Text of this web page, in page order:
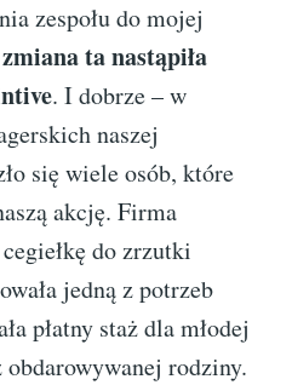
zespołu do mojej
zmiana ta nastąpiła
. I dobrze – w
naszej
się wiele osób, które
akcję. Firma
do zrzutki
jedną z potrzeb
płatny staż dla młodej
rodziny.